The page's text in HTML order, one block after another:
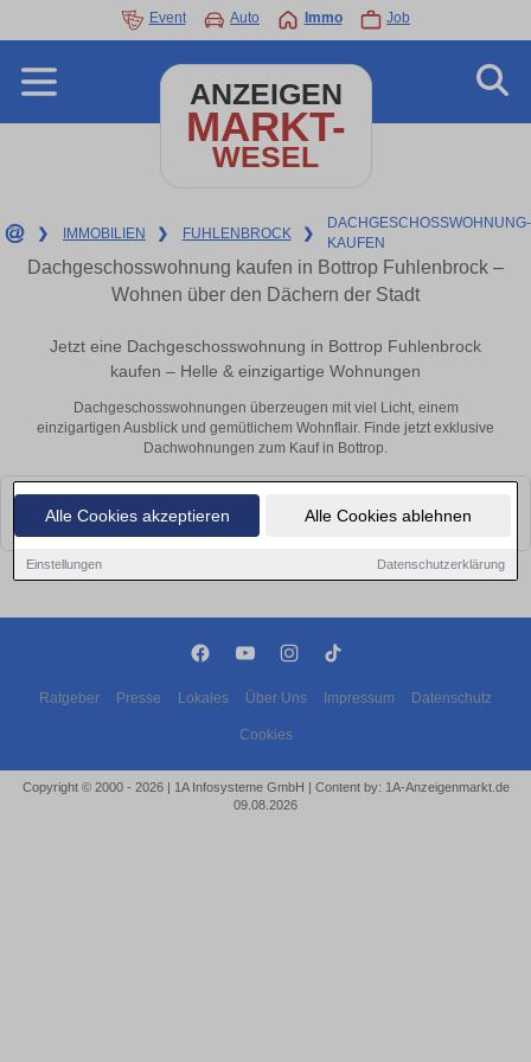
Alle Cookies akzeptieren Alle Cookies ablehnen
Einstellungen Datenschutzerklärung
Event Auto Immo Job
ANZEIGEN
MARKT-
WESEL
❯ IMMOBILIEN ❯ FUHLENBROCK ❯
DACHGESCHOSSWOHNUNG-
KAUFEN
Dachgeschosswohnung kaufen in Bottrop Fuhlenbrock –
Wohnen über den Dächern der Stadt
Jetzt eine Dachgeschosswohnung in Bottrop Fuhlenbrock
kaufen – Helle & einzigartige Wohnungen
Dachgeschosswohnungen überzeugen mit viel Licht, einem
einzigartigen Ausblick und gemütlichem Wohnflair. Finde jetzt exklusive
Dachwohnungen zum Kauf in Bottrop.
Leider konnten wir derzeit keine passenden Objekte finden. Schauen Sie
bald wieder vorbei!
Ratgeber Presse Lokales Über Uns Impressum Datenschutz
Cookies
Copyright © 2000 - 2026 | 1A Infosysteme GmbH | Content by: 1A-Anzeigenmarkt.de
09.08.2026